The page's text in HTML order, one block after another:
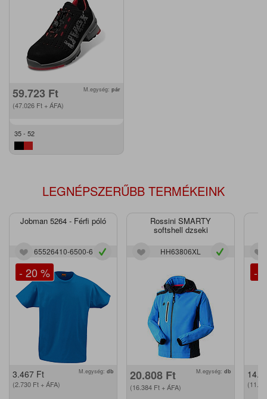
59.723 Ft
(47.026 Ft + ÁFA)
M.egység: pár
35 - 52
LEGNÉPSZERŰBB TERMÉKEINK
Jobman 5264 - Férfi póló
65526410-6500-6
- 20 %
3.467 Ft
(2.730 Ft + ÁFA)
M.egység: db
Rossini SMARTY
softshell dzseki
HH63806XL
20.808 Ft
(16.384 Ft + ÁFA)
M.egység: db
-